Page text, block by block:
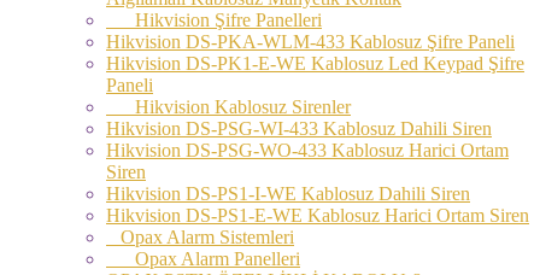
Hikvision Şifre Panelleri
Hikvision DS-PKA-WLM-433 Kablosuz Şifre Paneli
Hikvision DS-PK1-E-WE Kablosuz Led Keypad Şifre
Paneli
Hikvision Kablosuz Sirenler
Hikvision DS-PSG-WI-433 Kablosuz Dahili Siren
Hikvision DS-PSG-WO-433 Kablosuz Harici Ortam
Siren
Hikvision DS-PS1-I-WE Kablosuz Dahili Siren
Hikvision DS-PS1-E-WE Kablosuz Harici Ortam Siren
Opax Alarm Sistemleri
Opax Alarm Panelleri